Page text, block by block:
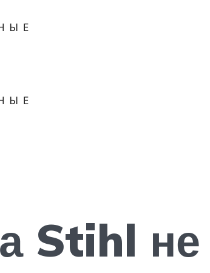
Stihl не